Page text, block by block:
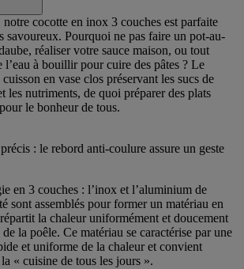
cocotte en inox 3 couches est parfaite
savoureux. Pourquoi ne pas faire un pot-au-
réaliser votre sauce maison, ou tout
l’eau à bouillir pour cuire des pâtes ? Le
en vase clos préservant les sucs de
les nutriments, de quoi préparer des plats
le bonheur de tous.
: le rebord anti-coulure assure un geste
en 3 couches : l’inox et l’aluminium de
sont assemblés pour former un matériau en
la chaleur uniformément et doucement
de la poêle. Ce matériau se caractérise par une
et uniforme de la chaleur et convient
« cuisine de tous les jours ».